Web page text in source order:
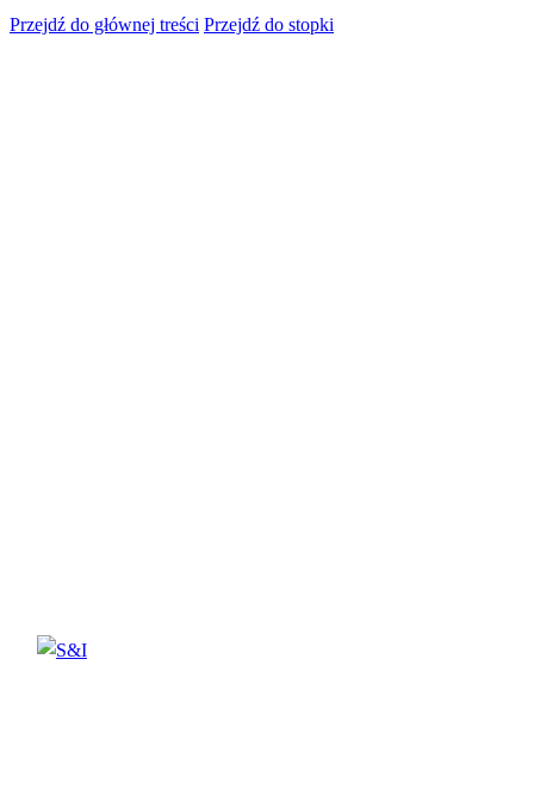
Przejdź do głównej treści Przejdź do stopki